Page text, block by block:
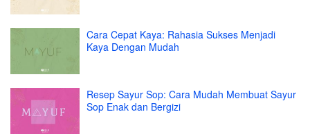
Cara Cepat Kaya: Rahasia Sukses Menjadi
Kaya Dengan Mudah
Resep Sayur Sop: Cara Mudah Membuat Sayur
Sop Enak dan Bergizi